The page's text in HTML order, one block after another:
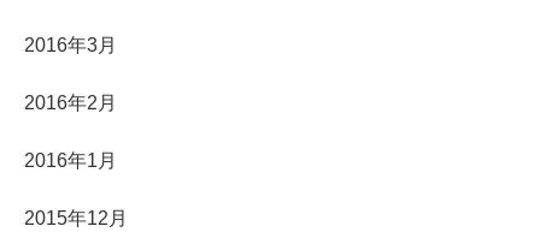
2016年3月
2016年2月
2016年1月
2015年12月